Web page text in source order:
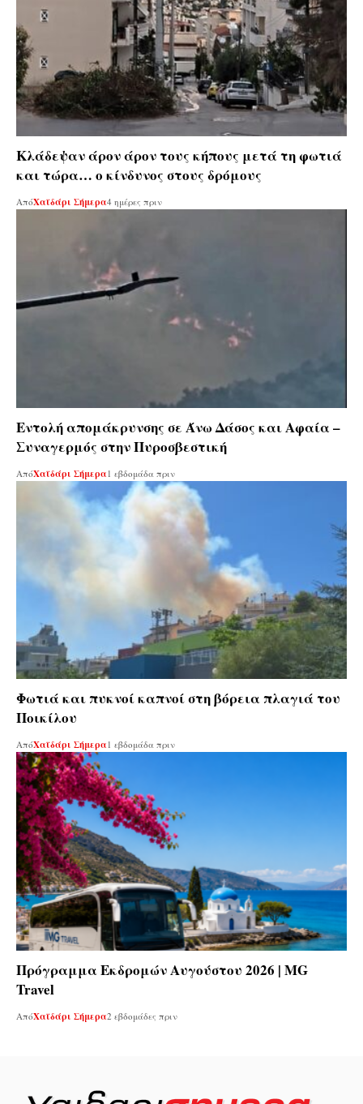
Κλάδεψαν άρον άρον τους κήπους μετά τη φωτιά
και τώρα… ο κίνδυνος στους δρόμους
ΑπόΧαϊδάρι Σήμερα4 ημέρες πριν
Εντολή απομάκρυνσης σε Άνω Δάσος και Αφαία –
Συναγερμός στην Πυροσβεστική
ΑπόΧαϊδάρι Σήμερα 1 εβδομάδα πριν
Φωτιά και πυκνοί καπνοί στη βόρεια πλαγιά του
Ποικίλου
ΑπόΧαϊδάρι Σήμερα1 εβδομάδα πριν
Πρόγραμμα Εκδρομών Αυγούστου 2026 | MG
Travel
ΑπόΧαϊδάρι Σήμερα2 εβδομάδες πριν